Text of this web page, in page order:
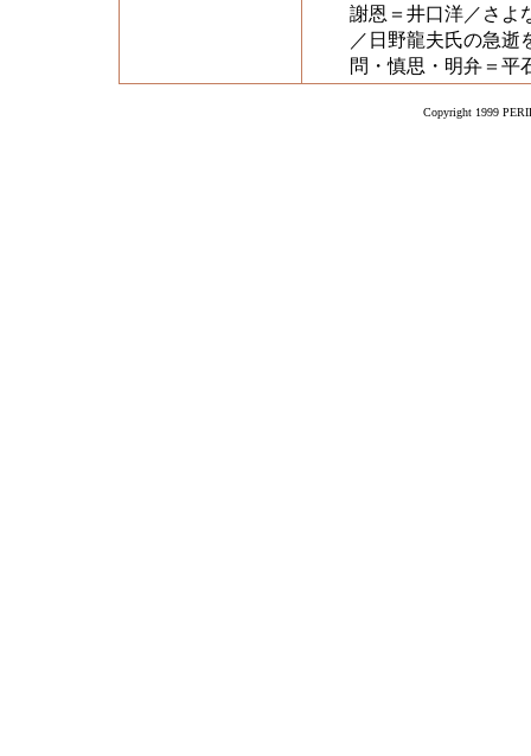
謝恩＝井口洋／さよ
／日野龍夫氏の急逝
問・慎思・明弁＝平
Copyright 1999